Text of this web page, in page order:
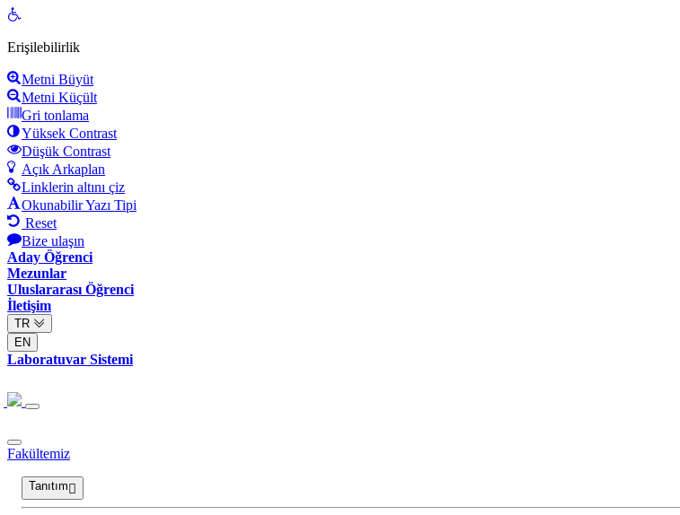
Open
Erişilebilirlik
Metni Büyüt
Metni Küçült
Gri tonlama
Yüksek Contrast
Düşük Contrast
Açık Arkaplan
Linklerin altını çiz
Okunabilir Yazı Tipi
Reset
Bize ulaşın
Aday Öğrenci
Mezunlar
Uluslararası Öğrenci
İletişim
TR
EN
Laboratuvar Sistemi
Fakültemiz
Tanıtım